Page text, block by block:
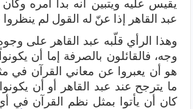
يقيس عليه ويتبين أنه بدأ أمره
عبد القاهر إذا عنّ له القول لم
وهذا الرأي قلّبه عبد القاهر على
وجه، فالقائلون بالصرفة إما أن
هو أن يعبروا عن معاني القرآن في
ما يترجح عند عبد القاهر أو أن
كان أن يأتوا بمثل نظم القرآن في